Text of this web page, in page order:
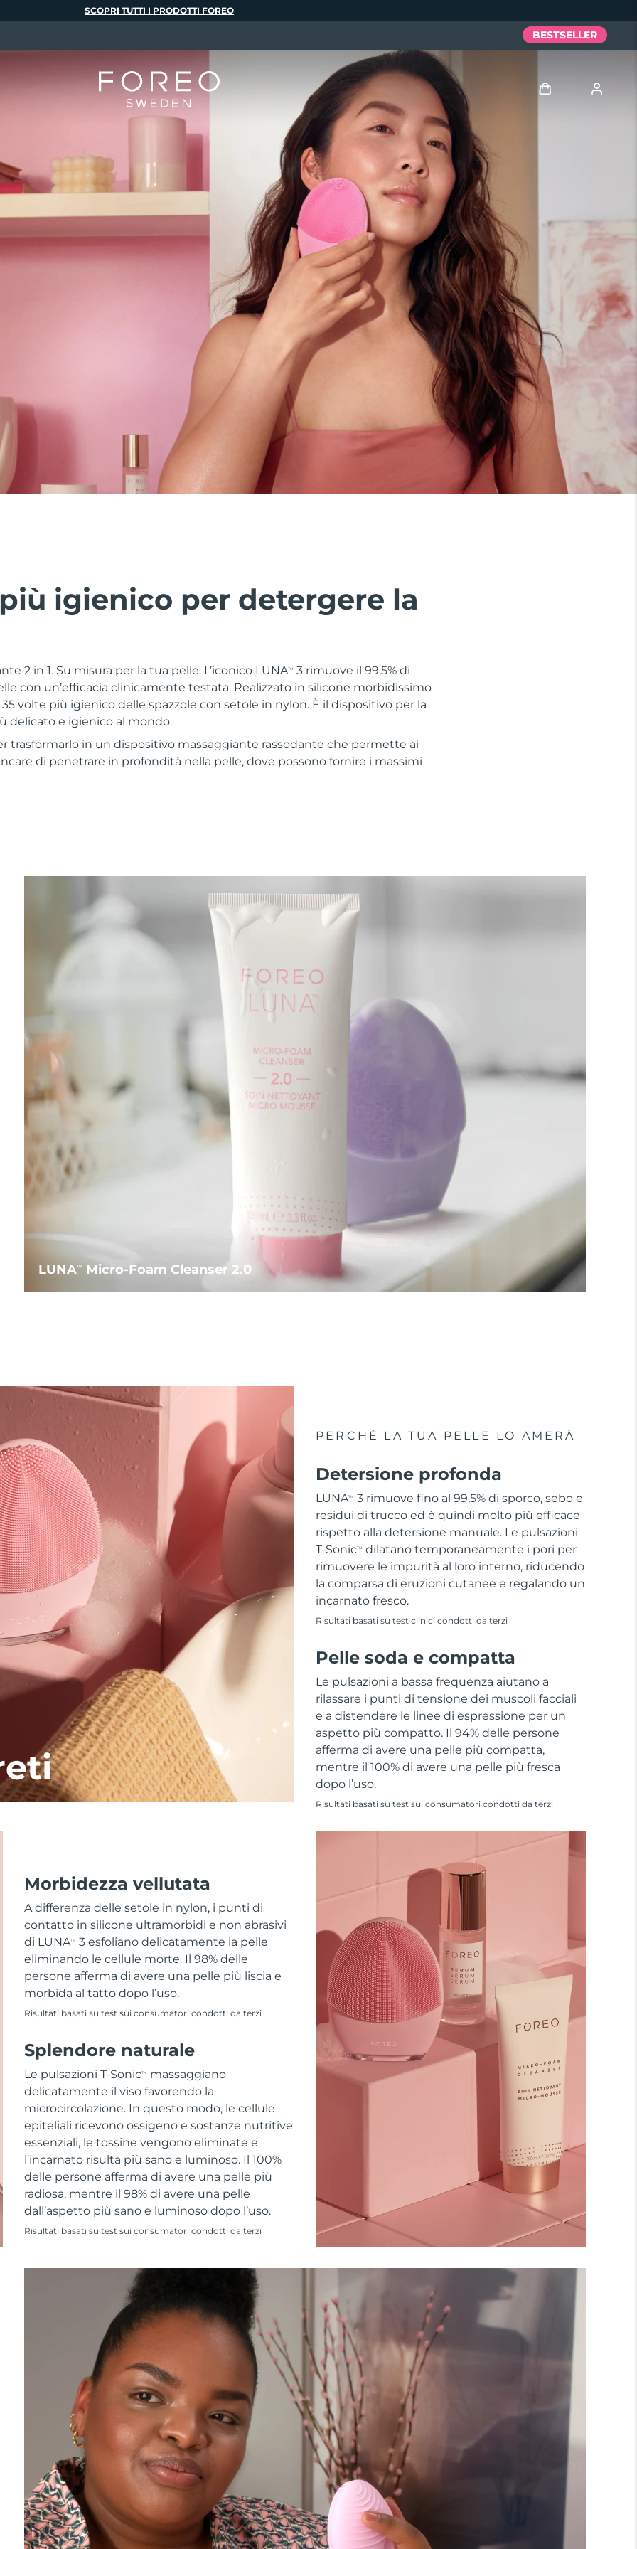
igienico per detergere la
2 in 1. Su misura per la tua pelle. L’iconico LUNATM
3 rimuove il 99,5% di
con un’efficacia clinicamente testata. Realizzato in silicone morbidissimo
volte più igienico delle spazzole con setole in nylon. È il dispositivo per la
delicato e igienico al mondo.
trasformarlo in un dispositivo massaggiante rassodante che permette ai
di penetrare in profondità nella pelle, dove possono fornire i massimi
LUNATMMicro-Foam Cleanser 2.0
PERCHÉ LA TUA PELLE LO AMERÀ
Detersione profonda
LUNATM
3 rimuove fino al 99,5% di sporco, sebo e
residui di trucco ed è quindi molto più efficace
rispetto alla detersione manuale. Le pulsazioni
T-SonicTM
dilatano temporaneamente i pori per
rimuovere le impurità al loro interno, riducendo
la comparsa di eruzioni cutanee e regalando un
incarnato fresco.
Risultati basati su test clinici condotti da terzi
Pelle soda e compatta
Le pulsazioni a bassa frequenza aiutano a
rilassare i punti di tensione dei muscoli facciali
e a distendere le linee di espressione per un
aspetto più compatto. Il 94% delle persone
afferma di avere una pelle più compatta,
mentre il 100% di avere una pelle più fresca
dopo l’uso.
Risultati basati su test sui consumatori condotti da terzi
Morbidezza vellutata
A differenza delle setole in nylon, i punti di
contatto in silicone ultramorbidi e non abrasivi
di LUNATM
3 esfoliano delicatamente la pelle
eliminando le cellule morte. Il 98% delle
persone afferma di avere una pelle più liscia e
morbida al tatto dopo l’uso.
Risultati basati su test sui consumatori condotti da terzi
Splendore naturale
Le pulsazioni T-SonicTM
massaggiano
delicatamente il viso favorendo la
microcircolazione. In questo modo, le cellule
epiteliali ricevono ossigeno e sostanze nutritive
essenziali, le tossine vengono eliminate e
l’incarnato risulta più sano e luminoso. Il 100%
delle persone afferma di avere una pelle più
radiosa, mentre il 98% di avere una pelle
dall’aspetto più sano e luminoso dopo l’uso.
Risultati basati su test sui consumatori condotti da terzi
SCOPRI TUTTI I PRODOTTI FOREO
BESTSELLER
I miei ordini
I miei indirizzi
I miei abbonamenti